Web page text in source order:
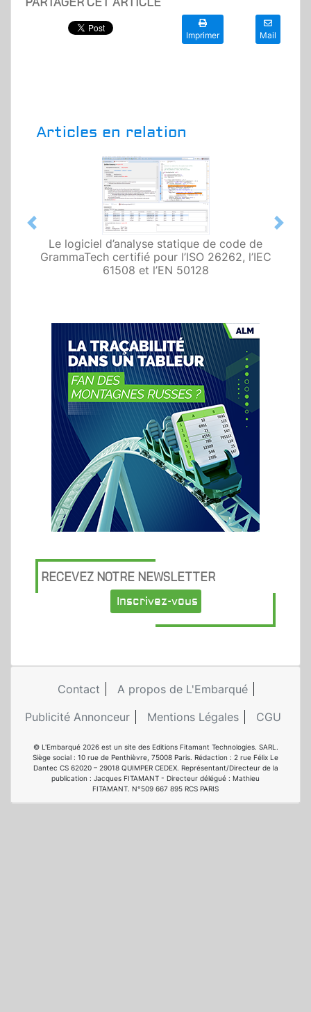
Imprimer Mail
Articles en relation
Le logiciel d’analyse statique de code de
GrammaTech certifié pour l’ISO 26262, l’IEC
61508 et l’EN 50128
Previous Next
RECEVEZ NOTRE NEWSLETTER
Inscrivez-vous
Contact
A propos de L'Embarqué
Publicité Annonceur
Mentions Légales CGU
© L'Embarqué 2026 est un site des Editions Fitamant Technologies. SARL.
Siège social : 10 rue de Penthièvre, 75008 Paris. Rédaction : 2 rue Félix Le
Dantec CS 62020 – 29018 QUIMPER CEDEX. Représentant/Directeur de la
publication : Jacques FITAMANT - Directeur délégué : Mathieu
FITAMANT. N°509 667 895 RCS PARIS